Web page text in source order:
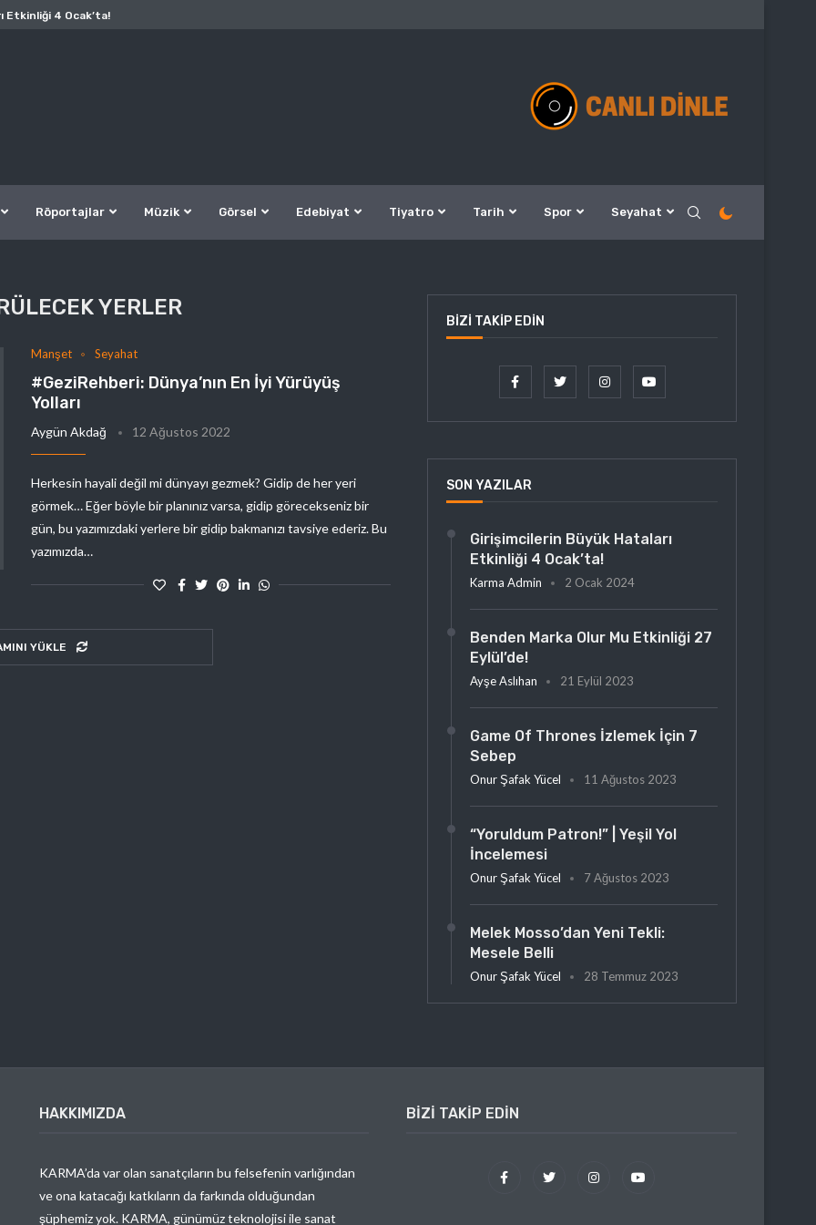
Etkinliği 4 Ocak’ta!
Röportajlar Müzik Görsel Edebiyat Tiyatro Tarih Spor Seyahat
YERLER
Manşet Seyahat
#GeziRehberi: Dünya’nın En İyi Yürüyüş
Yolları
Aygün Akdağ 12 Ağustos 2022
Herkesin hayali değil mi dünyayı gezmek? Gidip de her yeri
görmek… Eğer böyle bir planınız varsa, gidip görecekseniz bir
gün, bu yazımızdaki yerlere bir gidip bakmanızı tavsiye ederiz. Bu
yazımızda…
YÜKLE
BIZI TAKIP EDIN
SON YAZILAR
Girişimcilerin Büyük Hataları
Etkinliği 4 Ocak’ta!
Karma Admin 2 Ocak 2024
Benden Marka Olur Mu Etkinliği 27
Eylül’de!
Ayşe Aslıhan 21 Eylül 2023
Game Of Thrones İzlemek İçin 7
Sebep
Onur Şafak Yücel 11 Ağustos 2023
“Yoruldum Patron!” | Yeşil Yol
İncelemesi
Onur Şafak Yücel 7 Ağustos 2023
Melek Mosso’dan Yeni Tekli:
Mesele Belli
Onur Şafak Yücel 28 Temmuz 2023
HAKKIMIZDA
KARMA’da var olan sanatçıların bu felsefenin varlığından
ve ona katacağı katkıların da farkında olduğundan
şüphemiz yok. KARMA, günümüz teknolojisi ile sanat
BIZI TAKIP EDIN